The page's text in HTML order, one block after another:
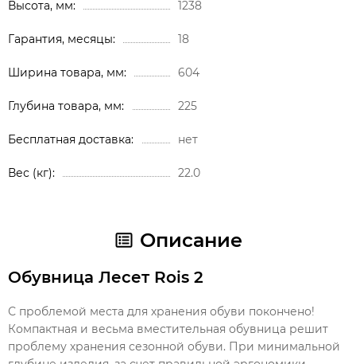
Высота, мм 1238
Гарантия, месяцы 18
Ширина товара, мм 604
Глубина товара, мм 225
Бесплатная доставка нет
Вес (кг) 22.0
Описание
Обувница Лесет Rois 2
С проблемой места для хранения обуви покончено!
Компактная и весьма вместительная обувница решит
проблему хранения сезонной обуви. При минимальной